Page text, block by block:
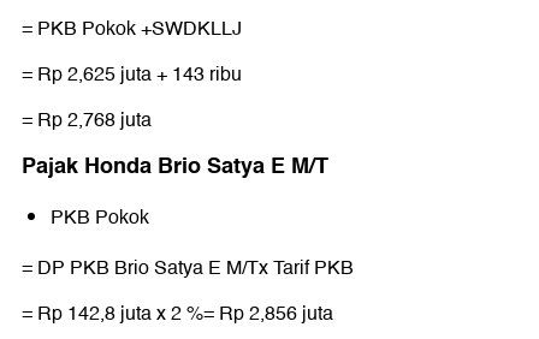
= PKB Pokok +SWDKLLJ
= Rp 2,625 juta + 143 ribu
= Rp 2,768 juta
Pajak Honda Brio Satya E M/T
PKB Pokok
= DP PKB Brio Satya E M/Tx Tarif PKB
= Rp 142,8 juta x 2 %= Rp 2,856 juta